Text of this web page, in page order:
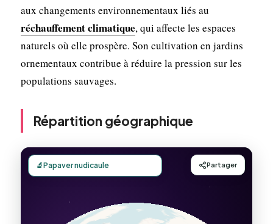
aux changements environnementaux liés au
réchauffement climatique, qui affecte les espaces
naturels où elle prospère. Son cultivation en jardins
ornementaux contribue à réduire la pression sur les
populations sauvages.
Répartition géographique